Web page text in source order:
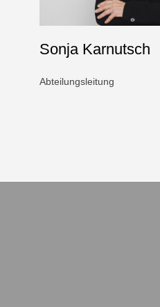
Sonja Karnutsch
Abteilungsleitung